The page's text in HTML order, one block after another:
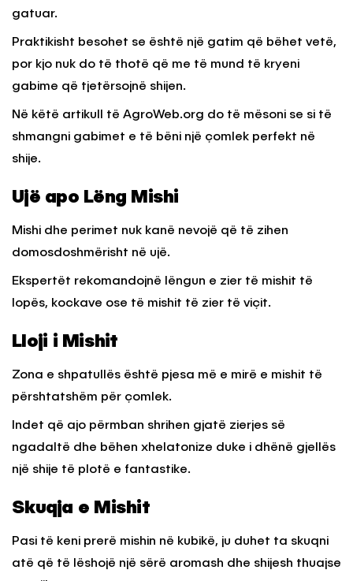
gatuar.
Praktikisht besohet se është një gatim që bëhet vetë,
por kjo nuk do të thotë që me të mund të kryeni
gabime që tjetërsojnë shijen.
Në këtë artikull të AgroWeb.org do të mësoni se si të
shmangni gabimet e të bëni një çomlek perfekt në
shije.
Ujë apo Lëng Mishi
Mishi dhe perimet nuk kanë nevojë që të zihen
domosdoshmërisht në ujë.
Ekspertët rekomandojnë lëngun e zier të mishit të
lopës, kockave ose të mishit të zier të viçit.
Lloji i Mishit
Zona e shpatullës është pjesa më e mirë e mishit të
përshtatshëm për çomlek.
Indet që ajo përmban shrihen gjatë zierjes së
ngadaltë dhe bëhen xhelatonize duke i dhënë gjellës
një shije të plotë e fantastike.
Skuqja e Mishit
Pasi të keni prerë mishin në kubikë, ju duhet ta skuqni
atë që të lëshojë një sërë aromash dhe shijesh thuajse